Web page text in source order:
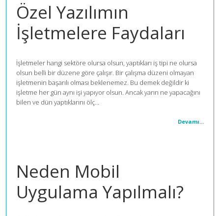
Özel Yazılımın
İşletmelere Faydaları
İşletmeler hangi sektöre olursa olsun, yaptıkları iş tipi ne olursa
olsun belli bir düzene göre çalışır. Bir çalışma düzeni olmayan
işletmenin başarılı olması beklenemez. Bu demek değildir ki
işletme her gün aynı işi yapıyor olsun. Ancak yarın ne yapacağını
bilen ve dün yaptıklarını ölç...
Devamı...
Neden Mobil
Uygulama Yapılmalı?